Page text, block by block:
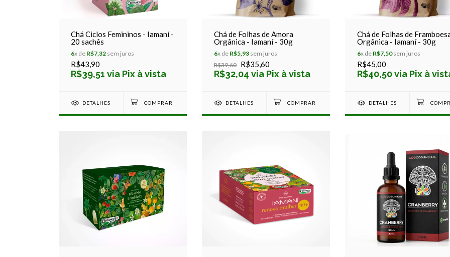
Chá Ciclos Femininos - Iamaní -
20 sachês
6x de R$7,32 sem juros
R$43,90
R$39,51 via Pix à vista
DETALHES
Chá de Folhas de Amora
Orgânica - Iamaní - 30g
6x de R$5,93 sem juros
R$39,60 R$35,60
R$32,04 via Pix à vista
DETALHES
Chá de Folhas de
Orgânica - Iamaní - 30g
6x de R$7,50sem juros
R$45,00
R$40,50 via Pix à
DETALHES